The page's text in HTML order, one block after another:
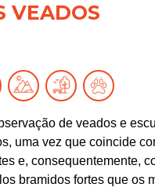
VEADOS
de veados e
uma vez que coincide
e, consequentemente,
bramidos fortes que os